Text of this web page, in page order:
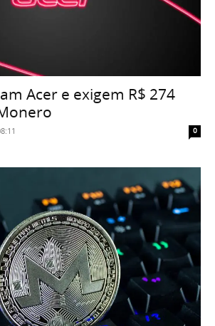
Acer e exigem R$ 274
0